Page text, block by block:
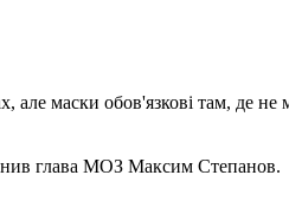
але маски обов'язкові там, де
глава МОЗ Максим Степанов.